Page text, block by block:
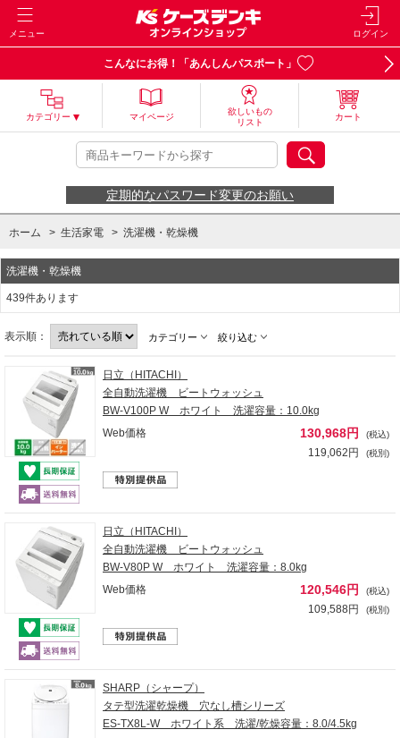
メニュー ログイン
こんなにお得！「あんしんパスポート」
カテゴリー マイページ
欲しいもの
リスト
カート
定期的なパスワード変更のお願い
ホーム > 生活家電 > 洗濯機・乾燥機
洗濯機・乾燥機
439件あります
表示順： カテゴリー 絞り込む
日立（HITACHI）
全自動洗濯機 ビートウォッシュ
BW-V100P W ホワイト 洗濯容量：10.0kg
Web価格
130,968円 (税込)
119,062円 (税別)
日立（HITACHI）
全自動洗濯機 ビートウォッシュ
BW-V80P W ホワイト 洗濯容量：8.0kg
Web価格
120,546円 (税込)
109,588円 (税別)
SHARP（シャープ）
タテ型洗濯乾燥機 穴なし槽シリーズ
ES-TX8L-W ホワイト系 洗濯/乾燥容量：8.0/4.5kg